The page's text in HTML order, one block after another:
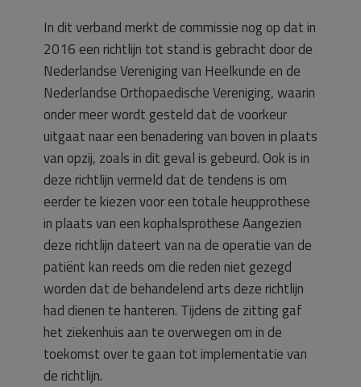
In dit verband merkt de commissie nog op dat in
2016 een richtlijn tot stand is gebracht door de
Nederlandse Vereniging van Heelkunde en de
Nederlandse Orthopaedische Vereniging, waarin
onder meer wordt gesteld dat de voorkeur
uitgaat naar een benadering van boven in plaats
van opzij, zoals in dit geval is gebeurd. Ook is in
deze richtlijn vermeld dat de tendens is om
eerder te kiezen voor een totale heupprothese
in plaats van een kophalsprothese Aangezien
deze richtlijn dateert van na de operatie van de
patiënt kan reeds om die reden niet gezegd
worden dat de behandelend arts deze richtlijn
had dienen te hanteren. Tijdens de zitting gaf
het ziekenhuis aan te overwegen om in de
toekomst over te gaan tot implementatie van
de richtlijn.